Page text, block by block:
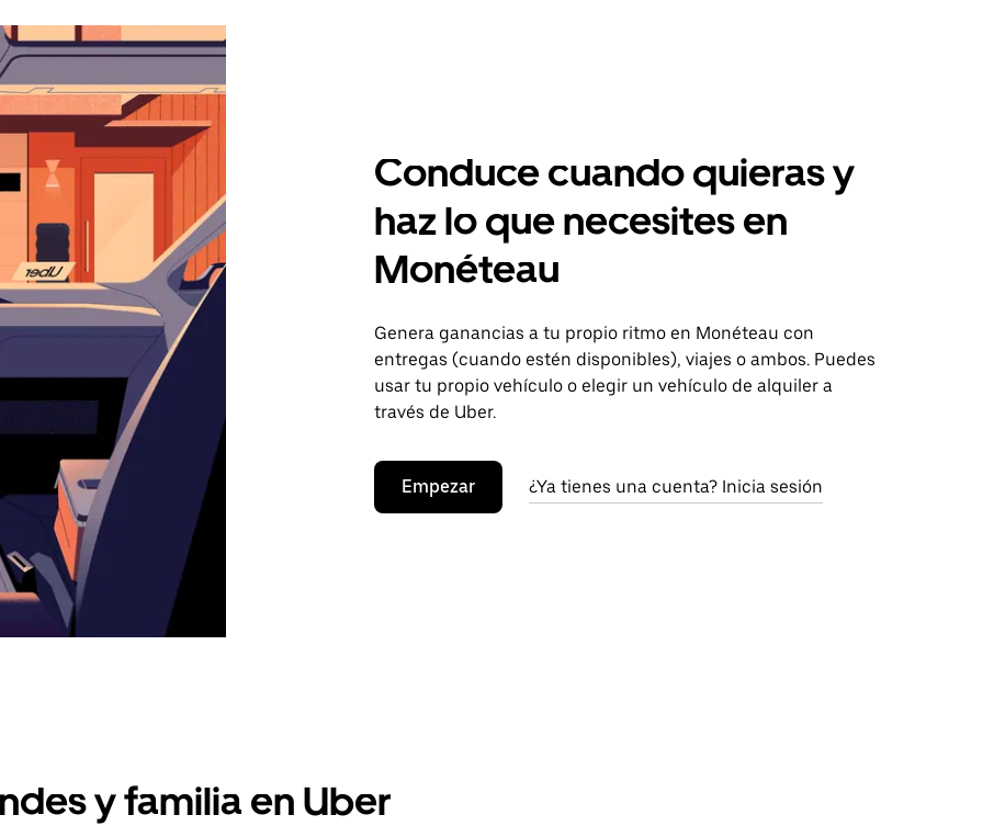
Conduce cuando quieras y
haz lo que necesites en
Monéteau
Genera ganancias a tu propio ritmo en Monéteau con
entregas (cuando estén disponibles), viajes o ambos. Puedes
usar tu propio vehículo o elegir un vehículo de alquiler a
través de Uber.
Empezar ¿Ya tienes una cuenta? Inicia sesión
y familia en Uber